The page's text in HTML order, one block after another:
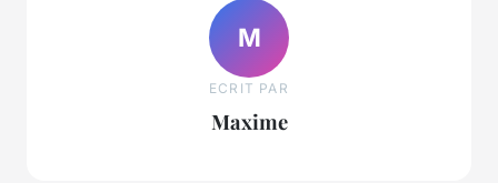
M
ECRIT PAR
Maxime